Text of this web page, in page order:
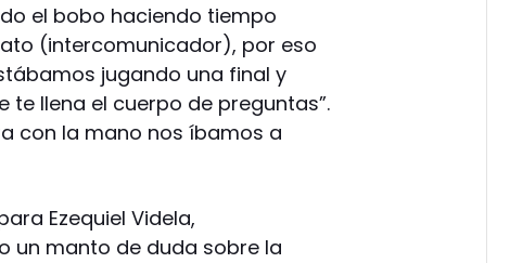
el bobo haciendo tiempo
(intercomunicador), por eso
jugando una final y
te llena el cuerpo de preguntas”.
con la mano nos íbamos a
Ezequiel Videla,
un manto de duda sobre la